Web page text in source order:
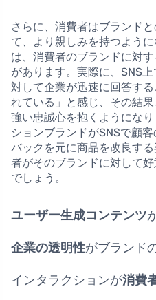
さらに、消費者はブランド
て、より親しみを持つよう
は、消費者のブランドに対
があります。実際に、SNS
対して企業が迅速に回答す
れている」と感じ、その結
強い忠誠心を抱くようにな
ションブランドがSNSで顧
バックを元に商品を改良す
者がそのブランドに対して
でしょう。
ユーザー生成コンテンツ
企業の透明性がブランド
インタラクションが消費